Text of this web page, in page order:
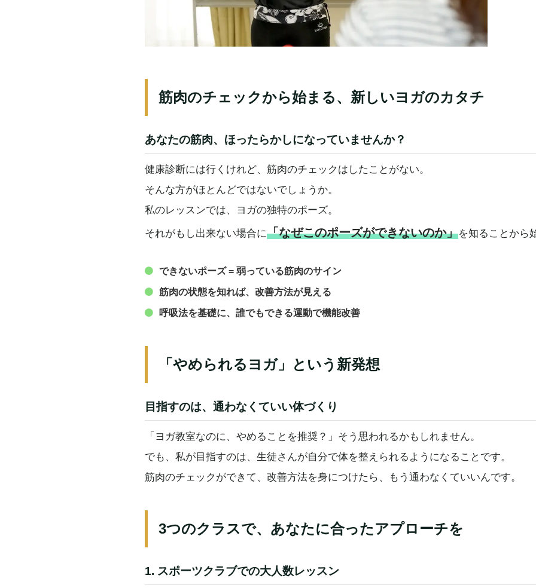
筋肉のチェックから始まる、新しいヨガのカタチ
あなたの筋肉、ほったらかしになっていませんか？
健康診断には行くけれど、筋肉のチェックはしたことがない。
そんな方がほとんどではないでしょうか。
私のレッスンでは、ヨガの独特のポーズ。
それがもし出来ない場合に「なぜこのポーズができないのか」を知ることから
できないポーズ = 弱っている筋肉のサイン
筋肉の状態を知れば、改善方法が見える
呼吸法を基礎に、誰でもできる運動で機能改善
「やめられるヨガ」という新発想
目指すのは、通わなくていい体づくり
「ヨガ教室なのに、やめることを推奨？」そう思われるかもしれません。
でも、私が目指すのは、生徒さんが自分で体を整えられるようになることです。
筋肉のチェックができて、改善方法を身につけたら、もう通わなくていいんです。
3つのクラスで、あなたに合ったアプローチを
1. スポーツクラブでの大人数レッスン